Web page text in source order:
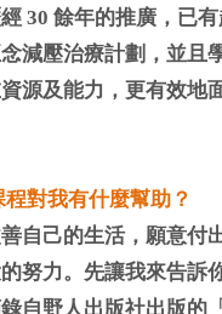
30 餘年的推廣，已
減壓治療計劃，並且
源及能力，更有效地
對我有什麼幫助？
自己的生活，願意付
努力。先讓我來告訴
自野人出版社出版的